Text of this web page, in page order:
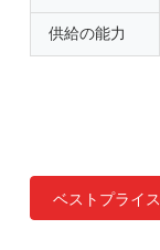
供給の能力
ベストプライス